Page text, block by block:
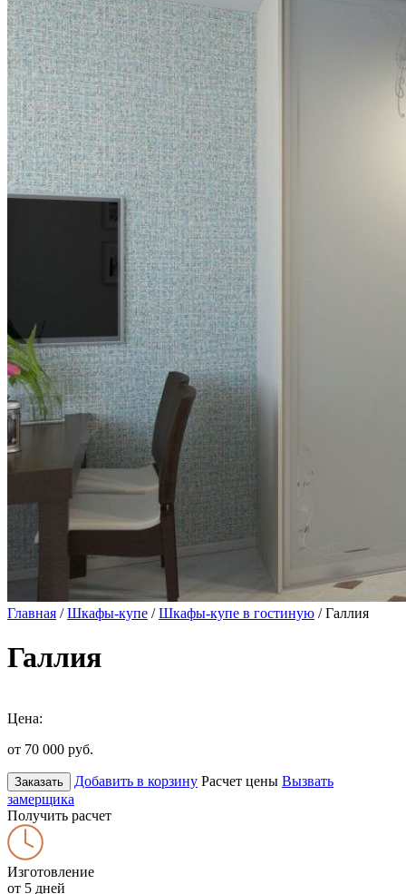
Главная /Шкафы-купе /Шкафы-купе в гостиную / Галлия
Галлия
Цена:
от 70 000 руб.
Заказать Добавить в корзину Расчет цены Вызвать
замерщика
Получить расчет
Изготовление
от 5 дней